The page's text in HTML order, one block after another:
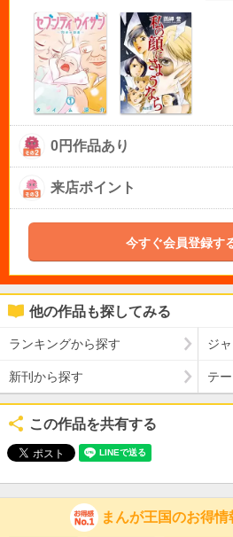
0円作品あり
来店ポイント
今すぐ会員登録す
他の作品も探してみる
ランキングから探す ジ
新刊から探す テ
この作品を共有する
まんが王国のお得情